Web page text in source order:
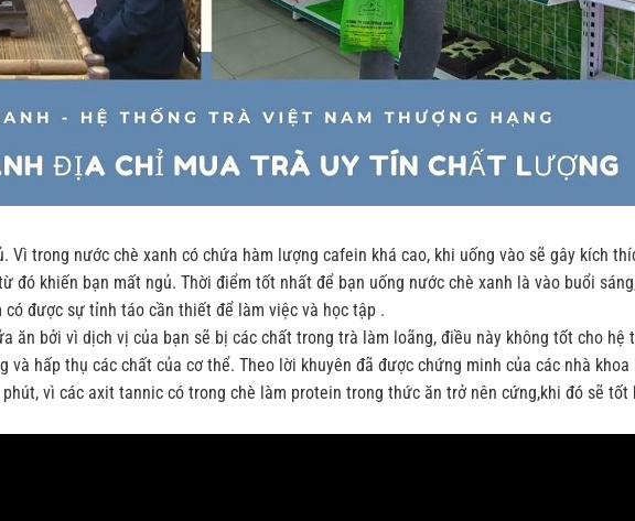
Vì trong nước chè xanh có chứa hàm lượng cafein khá cao, khi uống vào sẽ gây kích
đó khiến bạn mất ngủ. Thời điểm tốt nhất để bạn uống nước chè xanh là vào buổi
có được sự tỉnh táo cần thiết để làm việc và học tập .
ăn bởi vì dịch vị của bạn sẽ bị các chất trong trà làm loãng, điều này không tốt cho hệ
và hấp thụ các chất của cơ thể. Theo lời khuyên đã được chứng minh của các nhà khoa
vì các axit tannic có trong chè làm protein trong thức ăn trở nên cứng,khi đó sẽ tốt